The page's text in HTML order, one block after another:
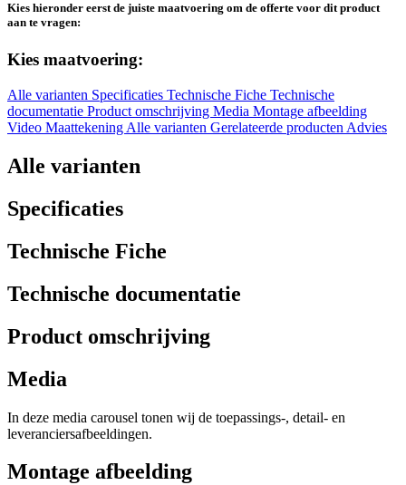
Kies hieronder eerst de juiste maatvoering om de offerte voor dit product
aan te vragen:
Kies maatvoering:
Alle varianten Specificaties Technische Fiche Technische
documentatie Product omschrijving Media Montage afbeelding
Video Maattekening Alle varianten Gerelateerde producten Advies
Alle varianten
Specificaties
Technische Fiche
Technische documentatie
Product omschrijving
Media
In deze media carousel tonen wij de toepassings-, detail- en
leveranciersafbeeldingen.
Montage afbeelding